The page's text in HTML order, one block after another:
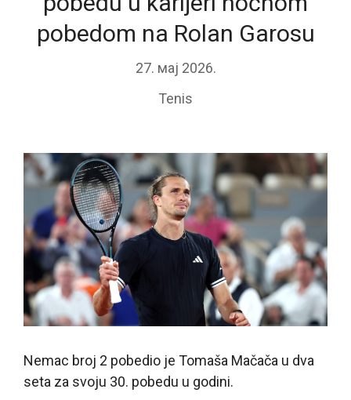
pobedom na Rolan Garosu
27. мај 2026.
Tenis
Nemac broj 2 pobedio je Tomaša Mačača u dva
seta za svoju 30. pobedu u godini.